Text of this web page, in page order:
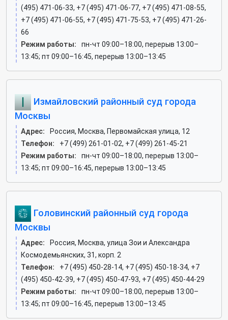
(495) 471-06-33, +7 (495) 471-06-77, +7 (495) 471-08-55,
+7 (495) 471-06-55, +7 (495) 471-75-53, +7 (495) 471-26-
66
Режим работы:
пн-чт 09:00–18:00, перерыв 13:00–
13:45; пт 09:00–16:45, перерыв 13:00–13:45
Измайловский районный суд города
Москвы
Адрес:
Россия, Москва, Первомайская улица, 12
Телефон:
+7 (499) 261-01-02, +7 (499) 261-45-21
Режим работы:
пн-чт 09:00–18:00, перерыв 13:00–
13:45; пт 09:00–16:45, перерыв 13:00–13:45
Головинский районный суд города
Москвы
Адрес:
Россия, Москва, улица Зои и Александра
Космодемьянских, 31, корп. 2
Телефон:
+7 (495) 450-28-14, +7 (495) 450-18-34, +7
(495) 450-42-39, +7 (495) 450-47-93, +7 (495) 450-44-29
Режим работы:
пн-чт 09:00–18:00, перерыв 13:00–
13:45; пт 09:00–16:45, перерыв 13:00–13:45